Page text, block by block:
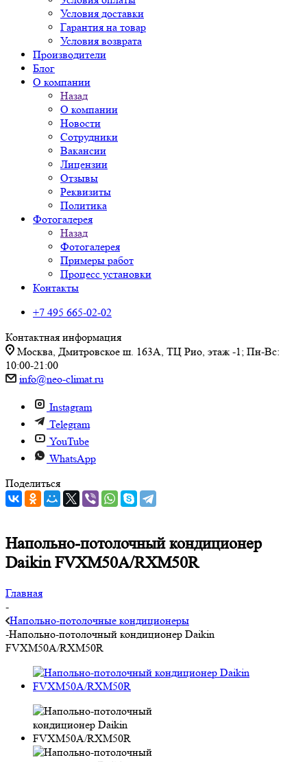
Условия доставки
Гарантия на товар
Условия возврата
Производители
Блог
О компании
Назад
О компании
Новости
Сотрудники
Вакансии
Лицензии
Отзывы
Реквизиты
Политика
Фотогалерея
Назад
Фотогалерея
Примеры работ
Процесс установки
Контакты
+7 495 665-02-02
Контактная информация
Москва, Дмитровское ш. 163А, ТЦ Рио, этаж -1; Пн-Вс:
10:00-21:00
info@neo-climat.ru
Instagram
Telegram
YouTube
WhatsApp
Поделиться
Напольно-потолочный кондиционер
Daikin FVXM50A/RXM50R
Главная
-
Напольно-потолочные кондиционеры
-Напольно-потолочный кондиционер Daikin
FVXM50A/RXM50R